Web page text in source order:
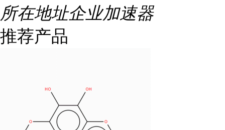
所在地址企业加速器
推荐产品